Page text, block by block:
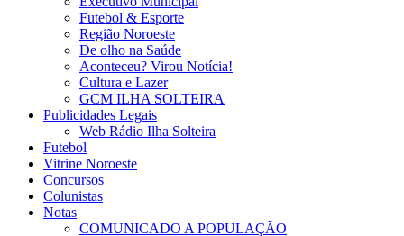
Futebol & Esporte
Região Noroeste
De olho na Saúde
Aconteceu? Virou Notícia!
Cultura e Lazer
GCM ILHA SOLTEIRA
Publicidades Legais
Web Rádio Ilha Solteira
Futebol
Vitrine Noroeste
Concursos
Colunistas
Notas
COMUNICADO A POPULAÇÃO